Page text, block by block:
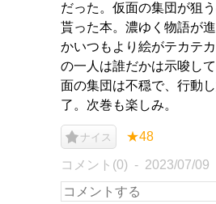
だった。仮面の集団が狙
貰った本。濃ゆく物語が
かいつもより絵がテカテ
の一人は誰だかは示唆し
面の集団は不穏で、行動
了。次巻も楽しみ。
ナイス ★48
コメント(0) 2023/07/09